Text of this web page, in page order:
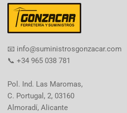
​📧​ info@suministrosgonzacar.com
📞 +34 965 038 781
Pol. Ind. Las Maromas,
C. Portugal, 2, 03160
Almoradí, Alicante